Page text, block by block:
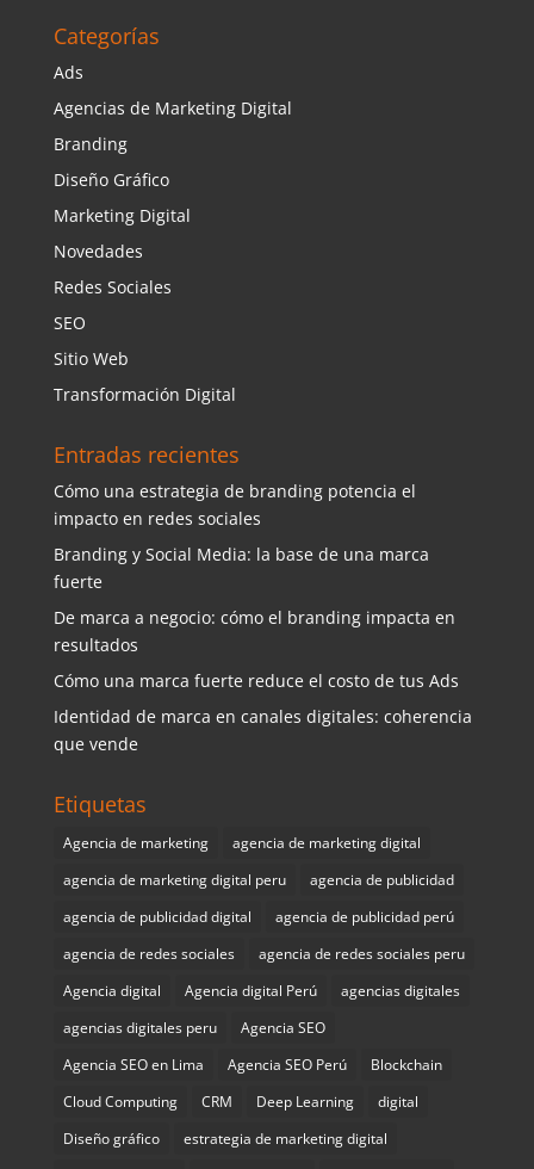
Categorías
Ads
Agencias de Marketing Digital
Branding
Diseño Gráfico
Marketing Digital
Novedades
Redes Sociales
SEO
Sitio Web
Transformación Digital
Entradas recientes
Cómo una estrategia de branding potencia el
impacto en redes sociales
Branding y Social Media: la base de una marca
fuerte
De marca a negocio: cómo el branding impacta en
resultados
Cómo una marca fuerte reduce el costo de tus Ads
Identidad de marca en canales digitales: coherencia
que vende
Etiquetas
Agencia de marketing
agencia de marketing digital
agencia de marketing digital peru
agencia de publicidad
agencia de publicidad digital
agencia de publicidad perú
agencia de redes sociales
agencia de redes sociales peru
Agencia digital
Agencia digital Perú
agencias digitales
agencias digitales peru
Agencia SEO
Agencia SEO en Lima
Agencia SEO Perú
Blockchain
Cloud Computing
CRM Deep Learning
digital
Diseño gráfico
estrategia de marketing digital